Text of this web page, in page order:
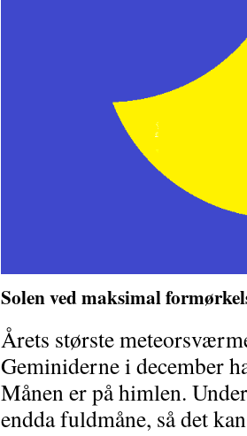
Solen ved maksimal
Årets største
Geminiderne i december
Månen er på himlen.
endda fuldmåne, så det